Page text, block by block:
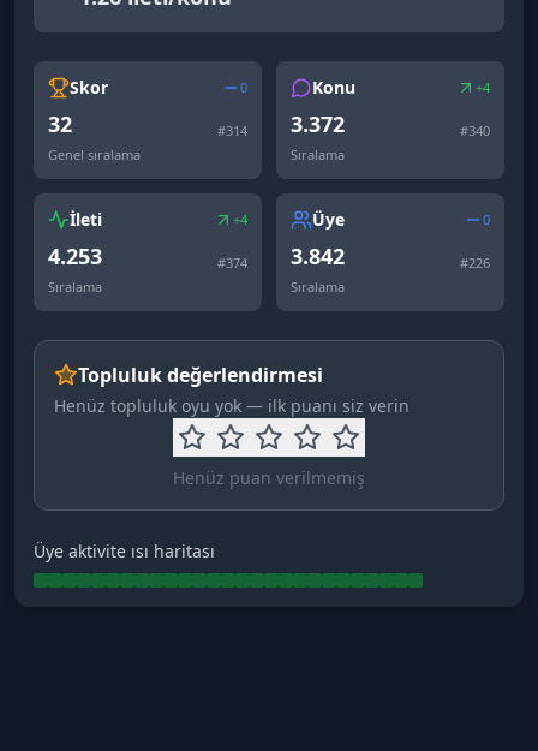
Skor 0
32 #314
Genel sıralama
Konu +4
3.372 #340
Sıralama
İleti +4
4.253 #374
Sıralama
Üye 0
3.842 #226
Sıralama
Topluluk değerlendirmesi
Henüz topluluk oyu yok — ilk puanı siz verin
Henüz puan verilmemiş
Üye aktivite ısı haritası